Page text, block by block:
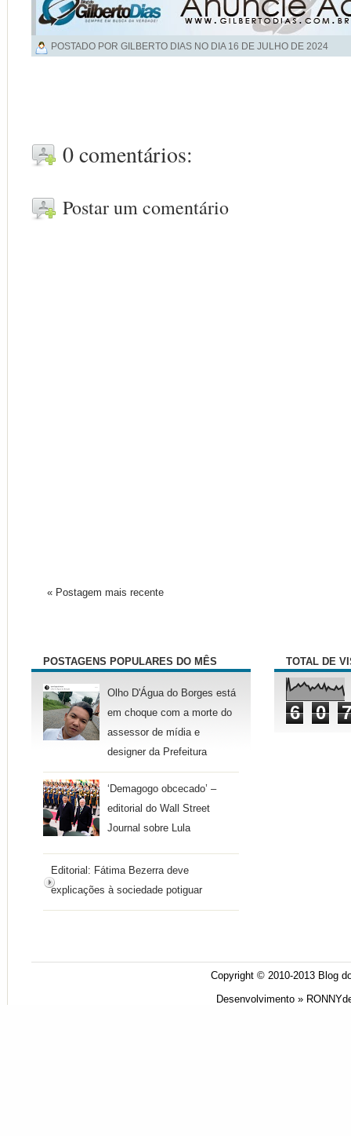
POSTADO POR GILBERTO DIAS NO DIA 16 DE JULHO DE 2024
0 comentários:
Postar um comentário
« Postagem mais recente
POSTAGENS POPULARES DO MÊS
Olho D'Água do Borges está
em choque com a morte do
assessor de mídia e
designer da Prefeitura
‘Demagogo obcecado’ –
editorial do Wall Street
Journal sobre Lula
Editorial: Fátima Bezerra deve
explicações à sociedade potiguar
TOTAL DE
6 0 7
Copyright © 2010-2013 Blog
Desenvolvimento »